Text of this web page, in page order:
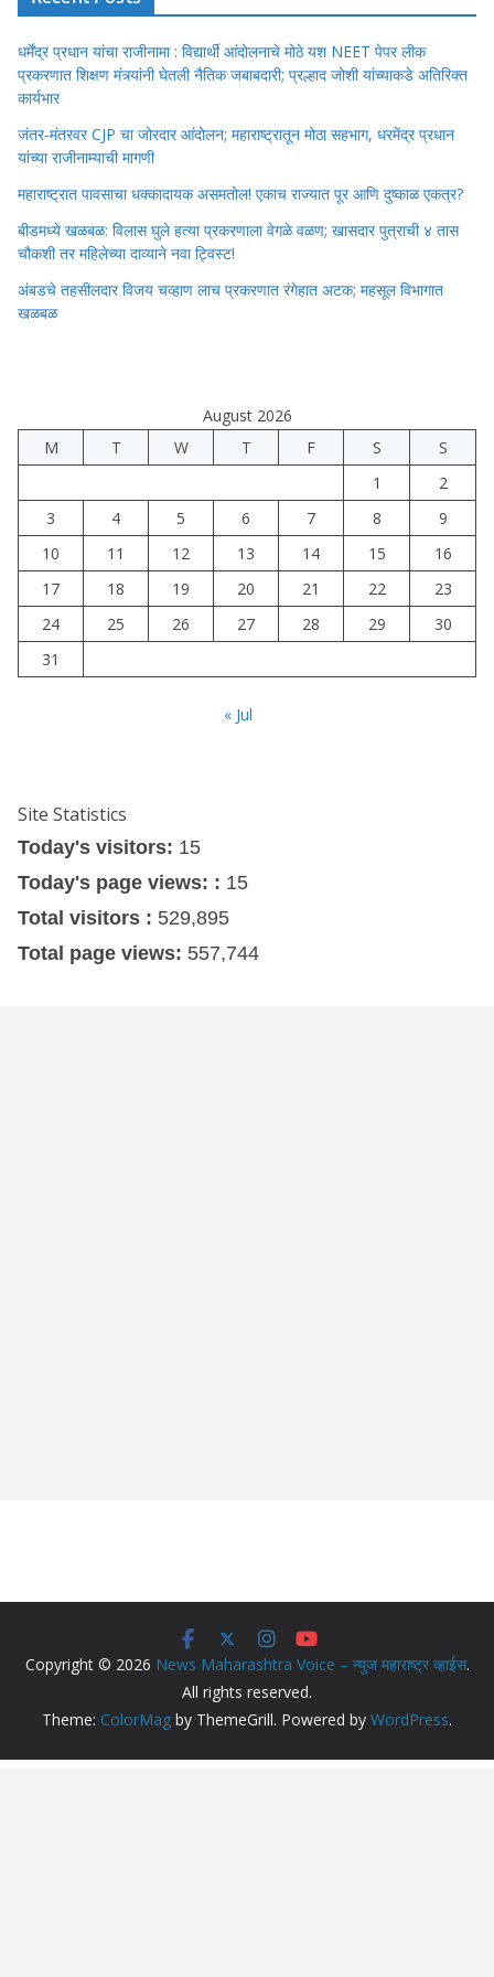
धर्मेंद्र प्रधान यांचा राजीनामा : विद्यार्थी आंदोलनाचे मोठे यश NEET पेपर लीक
प्रकरणात शिक्षण मंत्र्यांनी घेतली नैतिक जबाबदारी; प्रल्हाद जोशी यांच्याकडे अतिरिक्त
कार्यभार
जंतर-मंतरवर CJP चा जोरदार आंदोलन; महाराष्ट्रातून मोठा सहभाग, धरमेंद्र प्रधान
यांच्या राजीनाम्याची मागणी
महाराष्ट्रात पावसाचा धक्कादायक असमतोल! एकाच राज्यात पूर आणि दुष्काळ एकत्र?
बीडमध्ये खळबळ: विलास घुले हत्या प्रकरणाला वेगळे वळण; खासदार पुत्राची ४ तास
चौकशी तर महिलेच्या दाव्याने नवा ट्विस्ट!
अंबडचे तहसीलदार विजय चव्हाण लाच प्रकरणात रंगेहात अटक; महसूल विभागात
खळबळ
August 2026
M
T W T F S
S
1
2
3
4 5 6 7 8
9
10
11 12 13 14 15
16
17
18 19 20 21 22
23
24
25 26 27 28 29
30
31
« Jul
Site Statistics
Today's visitors: 15
Today's page views: : 15
Total visitors : 529,895
Total page views: 557,744
Copyright © 2026 News Maharashtra Voice – न्युज महाराष्ट्र व्हाईस.
All rights reserved.
Theme: ColorMag by ThemeGrill. Powered by WordPress.